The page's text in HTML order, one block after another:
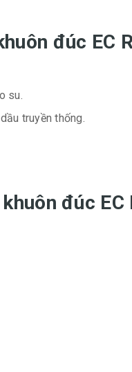
đúc EC
su.
truyền thống.
đúc EC